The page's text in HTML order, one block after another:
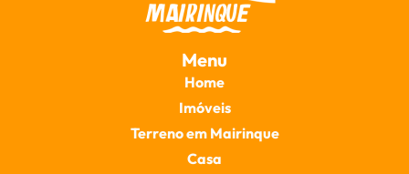
Menu
Home
Imóveis
Terreno em Mairinque
Casa